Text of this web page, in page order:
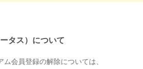
タス）について
会員登録の解除については、